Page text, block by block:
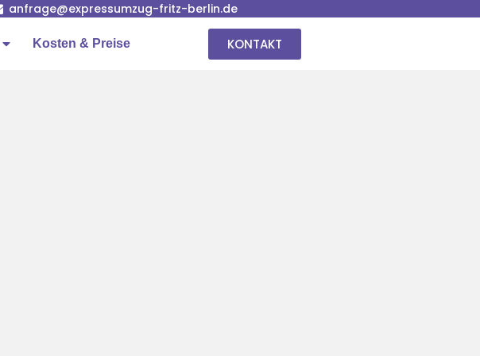
anfrage@expressumzug-fritz-berlin.de
Kosten & Preise KONTAKT